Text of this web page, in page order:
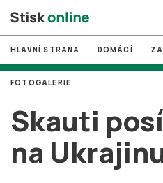
# MUNI
# Brno
# volby
HLAVNÍ STRANA DOMÁCÍ
Skauti
na
FOTOGALERIE